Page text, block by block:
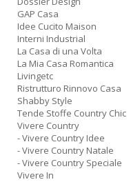
GAP Casa
Idee Cucito Maison
Interni Industrial
La Casa di una Volta
La Mia Casa Romantica
Livingetc
Ristrutturo Rinnovo Casa
Shabby Style
Tende Stoffe Country Chic
Vivere Country
- Vivere Country Idee
- Vivere Country Natale
- Vivere Country Speciale
Vivere In